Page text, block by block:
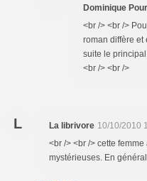
Dominique
<br /> <br />
roman diffère et
suite le
<br /> <br />
L La librivore 10/10/2010
<br /> <br /> cette
mystérieuses. En